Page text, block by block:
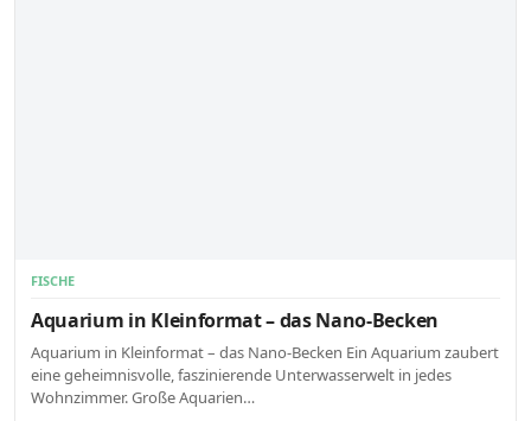
FISCHE
Aquarium in Kleinformat – das Nano-Becken
Aquarium in Kleinformat – das Nano-Becken Ein Aquarium zaubert
eine geheimnisvolle, faszinierende Unterwasserwelt in jedes
Wohnzimmer. Große Aquarien…